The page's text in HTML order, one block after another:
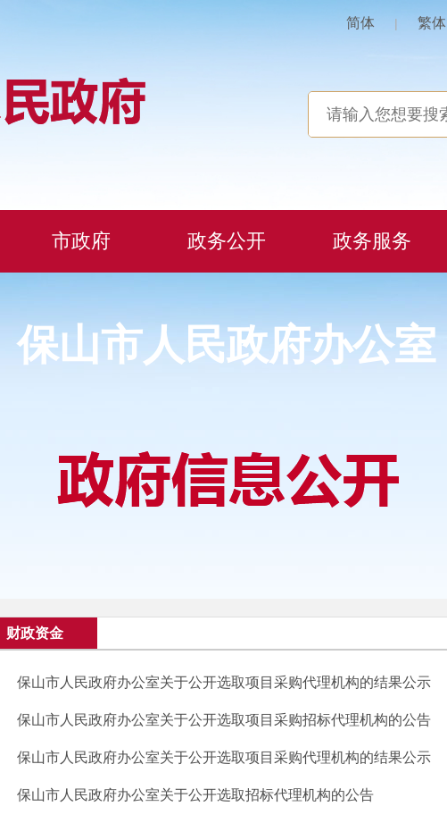
简体 | 繁体
市政府 政务公开 政务服务
保山市人民政府办公室
财政资金
保山市人民政府办公室关于公开选取项目采购代理机构的结果公示
保山市人民政府办公室关于公开选取项目采购招标代理机构的公告
保山市人民政府办公室关于公开选取项目采购代理机构的结果公示
保山市人民政府办公室关于公开选取招标代理机构的公告